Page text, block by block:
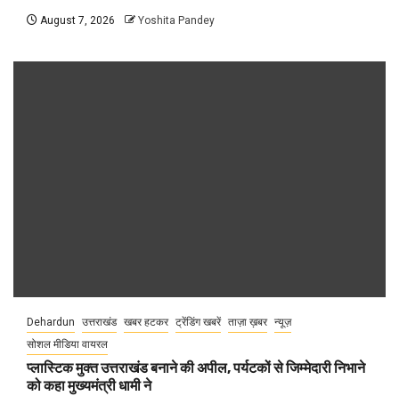
August 7, 2026 Yoshita Pandey
Dehardun उत्तराखंड खबर हटकर ट्रेंडिंग खबरें ताज़ा ख़बर न्यूज़
सोशल मीडिया वायरल
प्लास्टिक मुक्त उत्तराखंड बनाने की अपील, पर्यटकों से जिम्मेदारी निभाने
को कहा मुख्यमंत्री धामी ने